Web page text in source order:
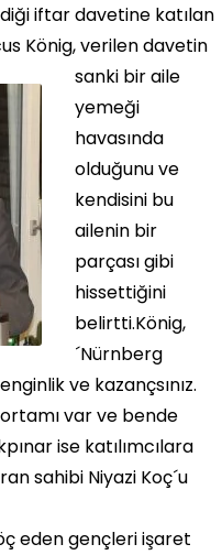
iftar davetine katılan
König, verilen davetin
sanki bir aile
yemeği
havasında
olduğunu ve
kendisini bu
ailenin bir
parçası gibi
hissettiğini
belirtti.König,
´Nürnberg
ve kazançsınız.
var ve bende
ise katılımcılara
sahibi Niyazi Koç´u
eden gençleri işaret